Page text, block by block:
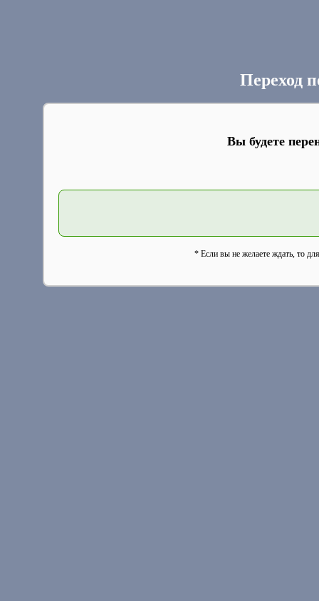
Переход
Вы будете
* Если вы не желаете ждать, то